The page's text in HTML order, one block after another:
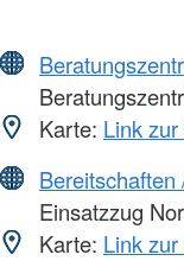
Karte: Link
Einsatzzug
Karte: Link